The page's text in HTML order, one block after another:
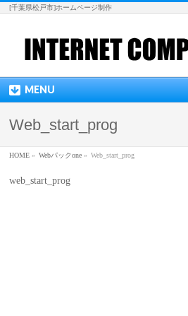
[千葉県松戸市]ホームページ制作
MENU
Web_start_prog
HOME » Webパックone » Web_start_prog
web_start_prog